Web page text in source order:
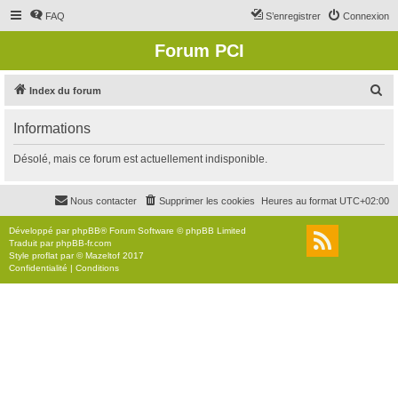
FAQ Connexion
S’enregistrer
Forum PCI
Index du forum
r
c
r
Informations
Désolé, mais ce forum est actuellement indisponible.
Heures au format UTC+02:00
Supprimer les cookies
Nous contacter
Développé parphpBB® Forum Software © phpBB Limited
Traduit parphpBB-fr.com
Style proflat par ©Mazeltof 2017
Confidentialité | Conditions